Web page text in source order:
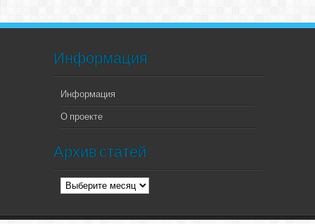
Информация
Информация
О проекте
Архив статей
Архив
статей